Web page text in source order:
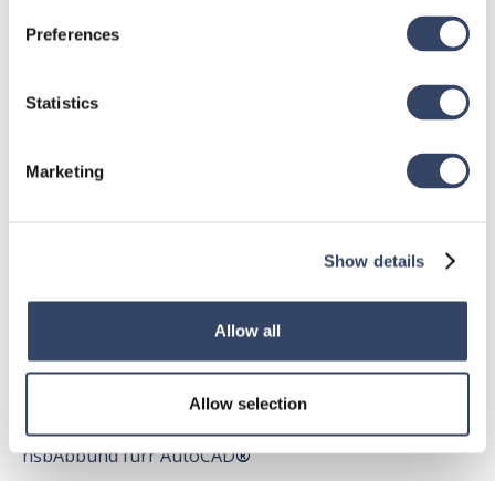
Preferences
Statistics
Marketing
Show details
Allow all
Allow selection
hsbDesign für Revit®
hsbDach
hsbDesign für AutoCAD®
hsbAbbund fürr AutoCAD®